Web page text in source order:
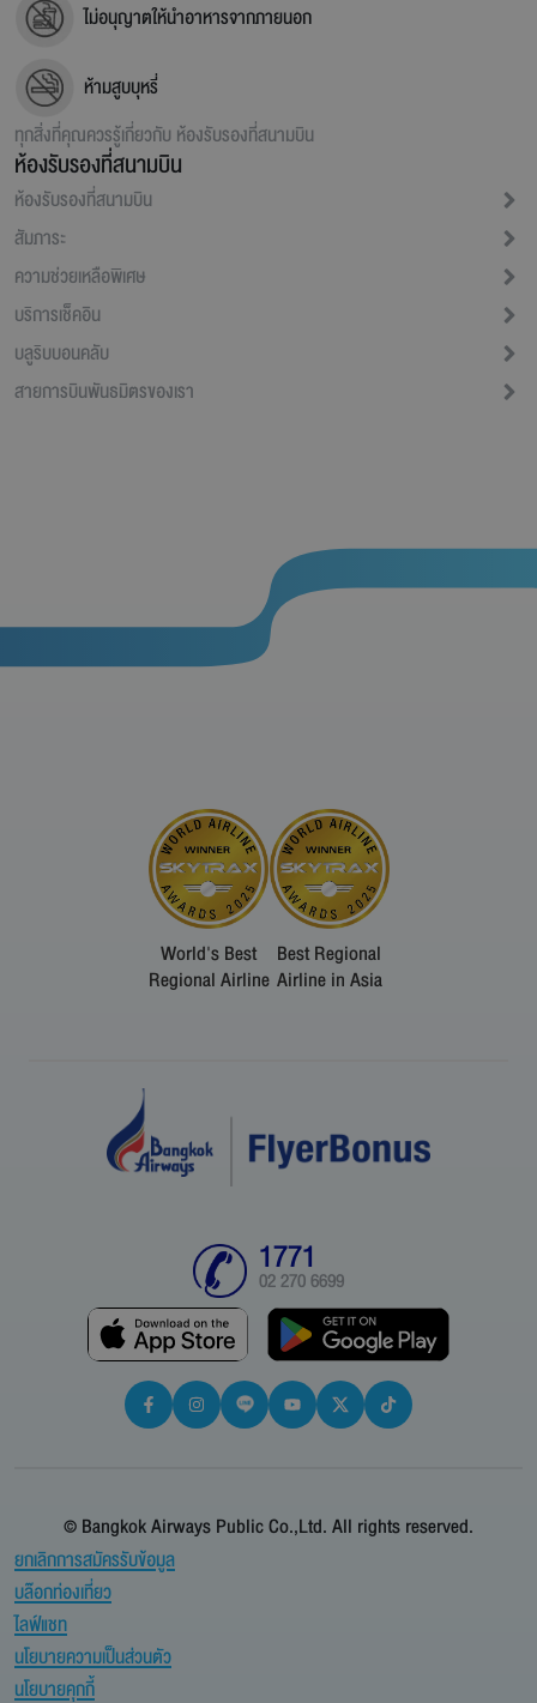
ไม่อนุญาตให้นำอาหารจากภายนอก
ห้ามสูบบุหรี่
ทุกสิ่งที่คุณควรรู้เกี่ยวกับ ห้องรับรองที่สนามบิน
ห้องรับรองที่สนามบิน
ห้องรับรองที่สนามบิน
สัมภาระ
ความช่วยเหลือพิเศษ
บริการเช็คอิน
บลูริบบอนคลับ
สายการบินพันธมิตรของเรา
World's Best
Regional Airline
Best Regional
Airline in Asia
1771
02 270 6699
© Bangkok Airways Public Co.,Ltd. All rights reserved.
ยกเลิกการสมัครรับข้อมูล
บล๊อกท่องเที่ยว
ไลฟ์แชท
นโยบายความเป็นส่วนตัว
นโยบายคุกกี้